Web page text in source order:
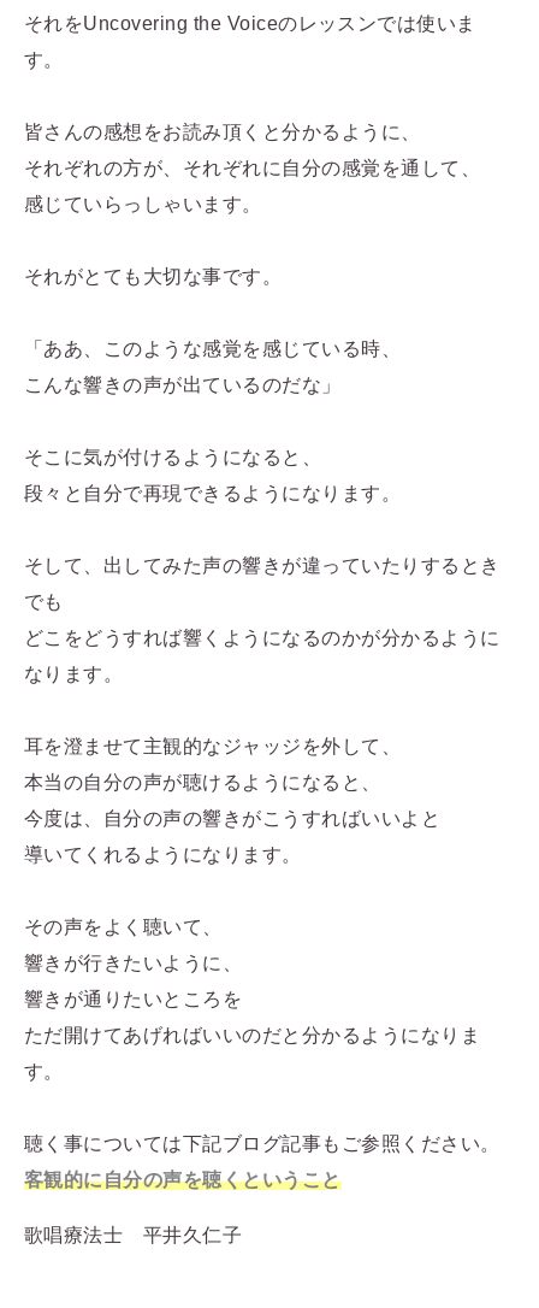
それをUncovering the Voiceのレッスンでは使いま
す。
皆さんの感想をお読み頂くと分かるように、
それぞれの方が、それぞれに自分の感覚を通して、
感じていらっしゃいます。
それがとても大切な事です。
「ああ、このような感覚を感じている時、
こんな響きの声が出ているのだな」
そこに気が付けるようになると、
段々と自分で再現できるようになります。
そして、出してみた声の響きが違っていたりするとき
でも
どこをどうすれば響くようになるのかが分かるように
なります。
耳を澄ませて主観的なジャッジを外して、
本当の自分の声が聴けるようになると、
今度は、自分の声の響きがこうすればいいよと
導いてくれるようになります。
その声をよく聴いて、
響きが行きたいように、
響きが通りたいところを
ただ開けてあげればいいのだと分かるようになりま
す。
聴く事については下記ブログ記事もご参照ください。
客観的に自分の声を聴くということ
歌唱療法士 平井久仁子